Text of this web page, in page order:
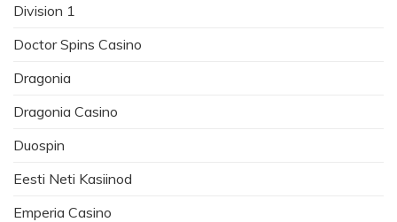
Division 1
Doctor Spins Casino
Dragonia
Dragonia Casino
Duospin
Eesti Neti Kasiinod
Emperia Casino